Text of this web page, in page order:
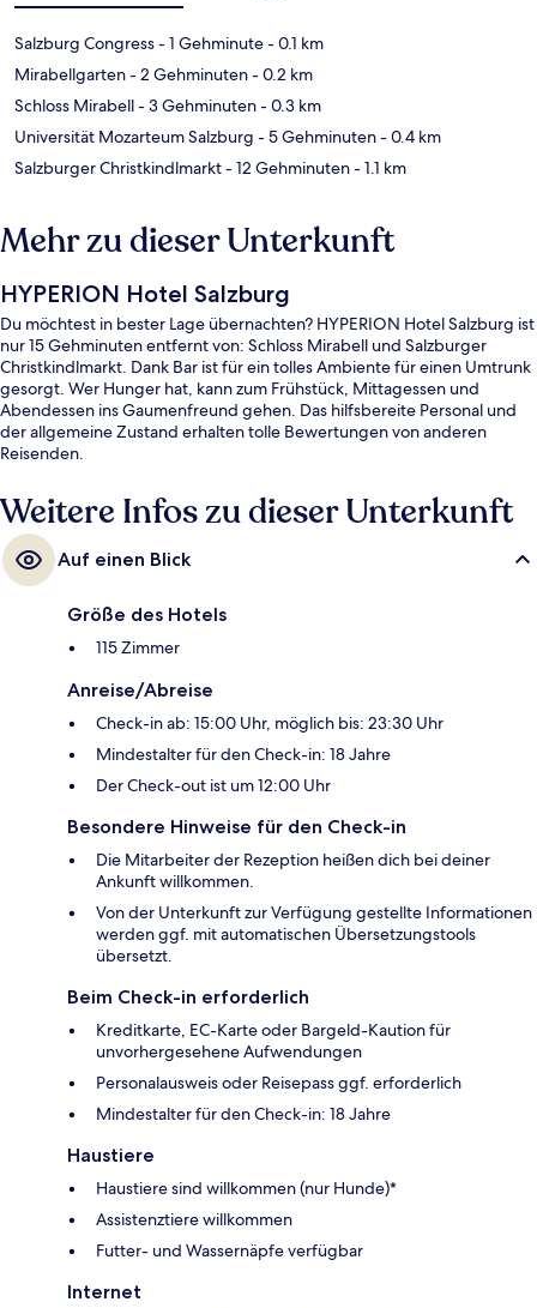
Salzburg Congress- 1 Gehminute- 0.1 km
Mirabellgarten- 2 Gehminuten- 0.2 km
Schloss Mirabell- 3 Gehminuten- 0.3 km
Universität Mozarteum Salzburg - 5 Gehminuten- 0.4 km
Salzburger Christkindlmarkt- 12 Gehminuten- 1.1 km
Mehr zu dieser Unterkunft
HYPERION Hotel Salzburg
Du möchtest in bester Lage übernachten? HYPERION Hotel Salzburg ist
nur 15 Gehminuten entfernt von: Schloss Mirabell und Salzburger
Christkindlmarkt. Dank Bar ist für ein tolles Ambiente für einen Umtrunk
gesorgt. Wer Hunger hat, kann zum Frühstück, Mittagessen und
Abendessen ins Gaumenfreund gehen. Das hilfsbereite Personal und
der allgemeine Zustand erhalten tolle Bewertungen von anderen
Reisenden.
Weitere Infos zu dieser Unterkunft
Auf einen Blick
Größe des Hotels
115 Zimmer
Anreise/Abreise
Check-in ab: 15:00 Uhr, möglich bis: 23:30 Uhr
Mindestalter für den Check-in: 18 Jahre
Der Check-out ist um 12:00 Uhr
Besondere Hinweise für den Check-in
Die Mitarbeiter der Rezeption heißen dich bei deiner
Ankunft willkommen.
Von der Unterkunft zur Verfügung gestellte Informationen
werden ggf. mit automatischen Übersetzungstools
übersetzt.
Beim Check-in erforderlich
Kreditkarte, EC-Karte oder Bargeld-Kaution für
unvorhergesehene Aufwendungen
Personalausweis oder Reisepass ggf. erforderlich
Mindestalter für den Check-in: 18 Jahre
Haustiere
Haustiere sind willkommen (nur Hunde)*
Assistenztiere willkommen
Futter- und Wassernäpfe verfügbar
Internet